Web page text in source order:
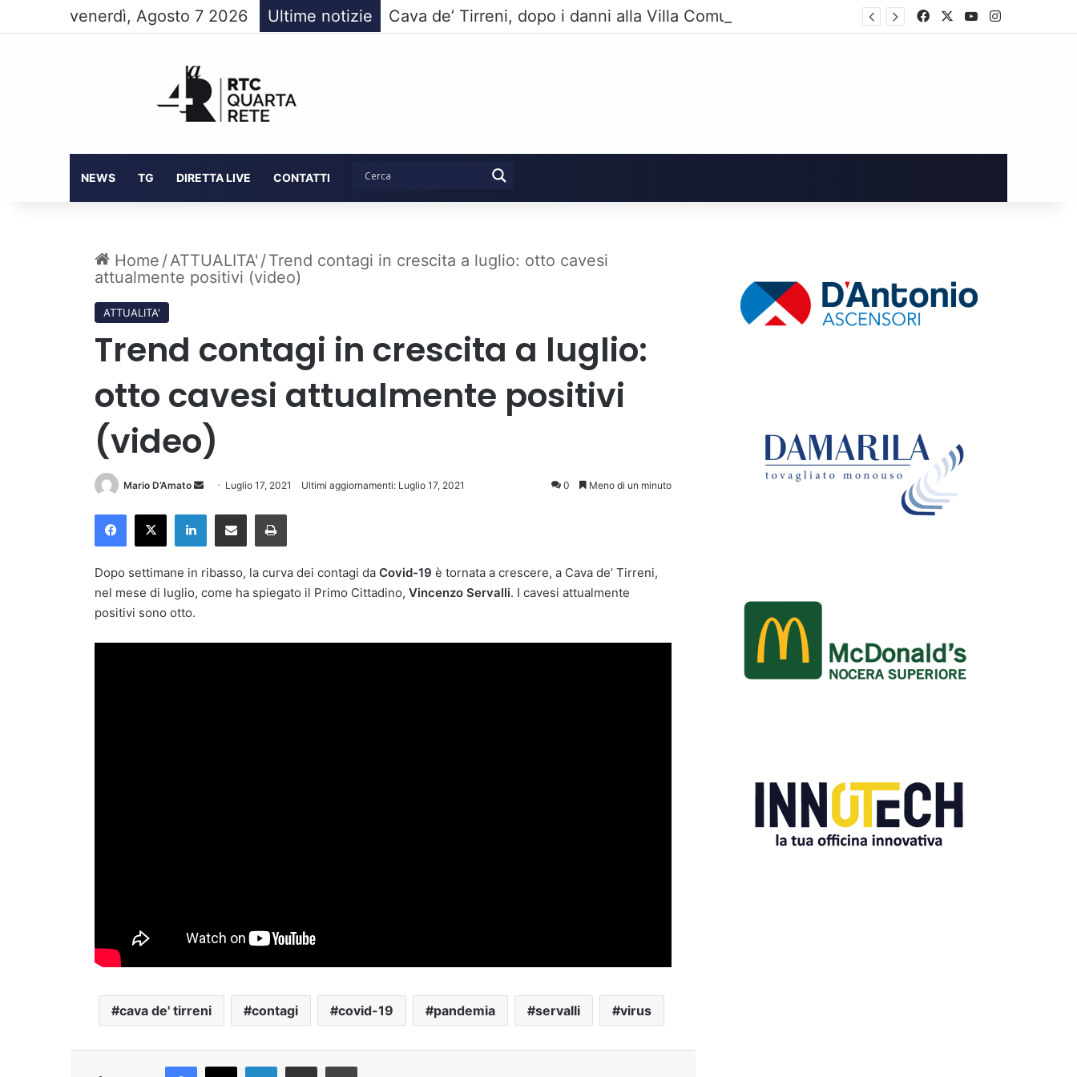
venerdì, Agosto 7 2026 Ultime notizie FacebookYou TubeInstagram
NEWS TG DIRETTA LIVE CONTATTI
Home /ATTUALITA' /Trend contagi in crescita a luglio: otto cavesi
attualmente positivi (video)
ATTUALITA'
Trend contagi in crescita a luglio:
otto cavesi attualmente positivi
(video)
Mario D’Amato
Invia Luglio 17, 2021 Ultimi aggiornamenti: Luglio 17, 2021 0 Meno di un minuto
Facebook
X LinkedIn
Condividi via EmailStampa
Dopo settimane in ribasso, la curva dei contagi da Covid-19 è tornata a crescere, a Cava de’ Tirreni,
nel mese di luglio, come ha spiegato il Primo Cittadino, Vincenzo Servalli. I cavesi attualmente
positivi sono otto.
cava de' tirreni contagi covid-19 pandemia servalli virus
Facebook
X LinkedIn
Condividi via EmailStampa